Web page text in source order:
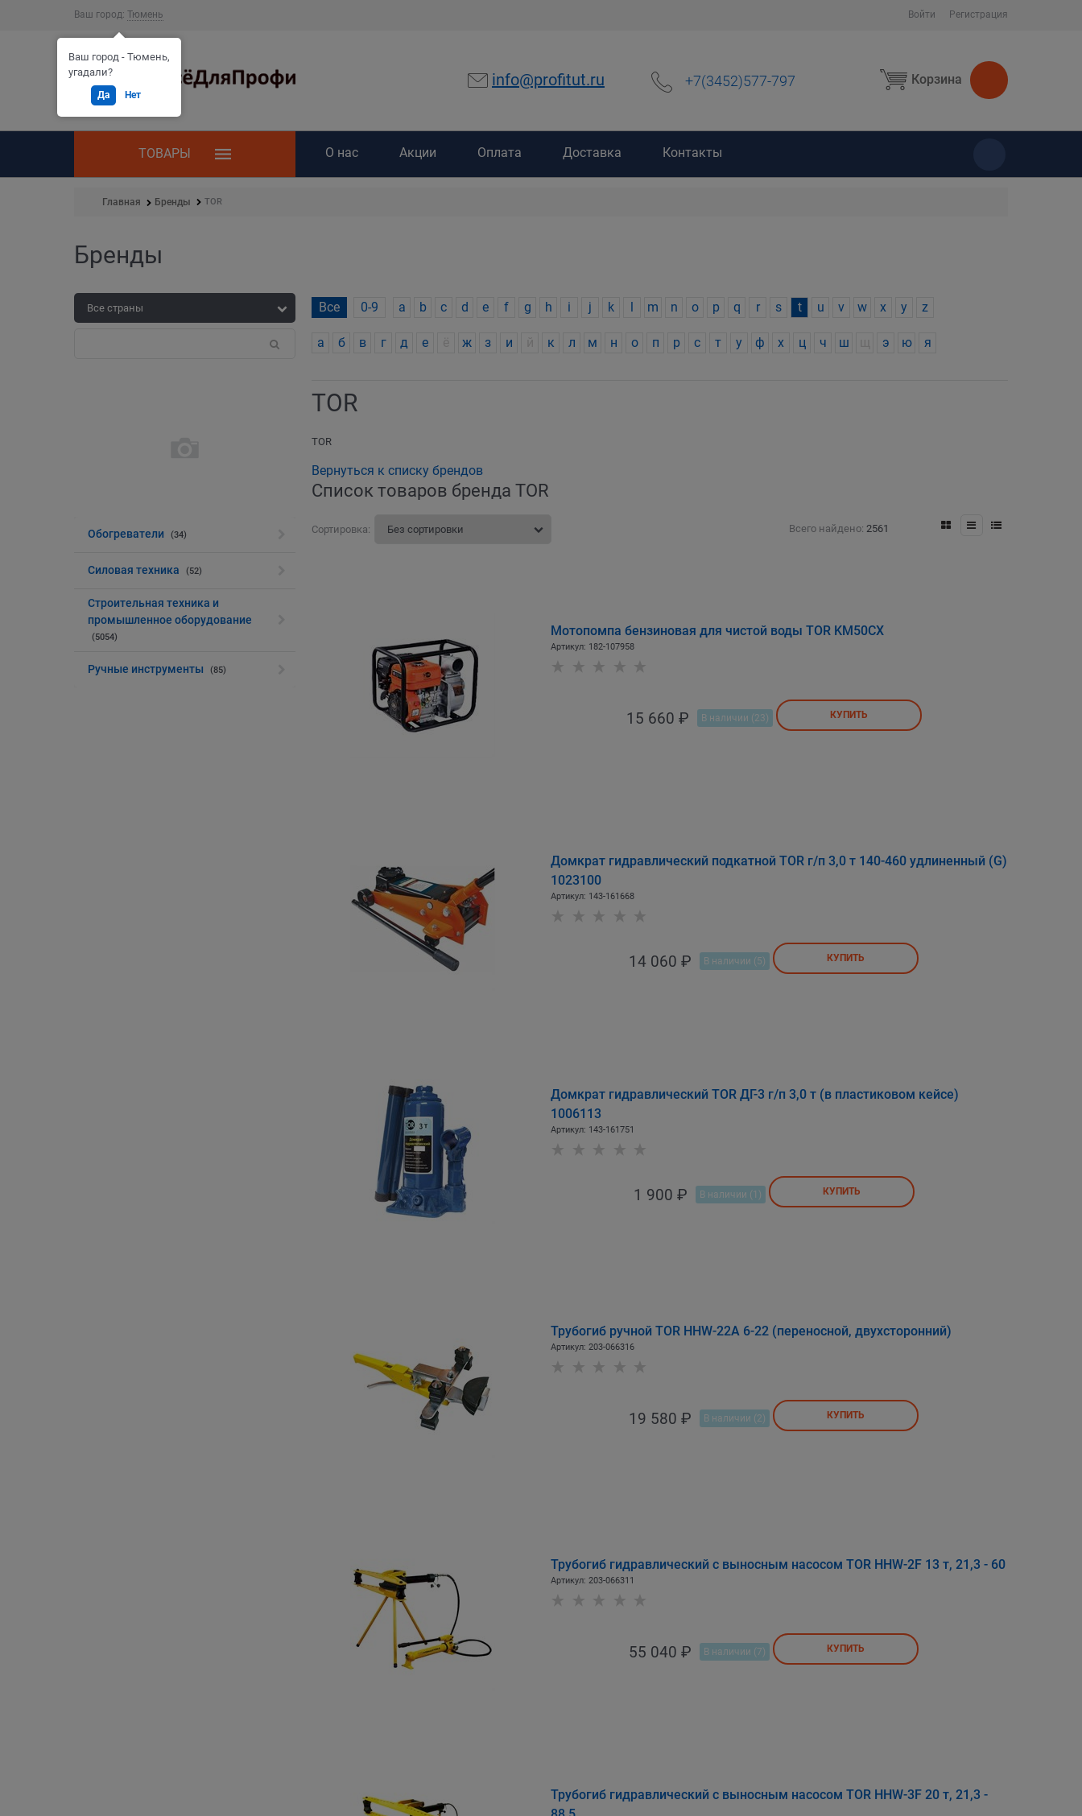
Ваш город: Тюмень Войти Регистрация
info@profitut.ru +7(3452)577-797 Корзина
ТОВАРЫ О нас Акции Оплата Доставка Контакты
Главная Бренды TOR
Бренды
Все 0-9 a b c d e f g h i j k m n o p q r s t u v w x y z
а б в г д е ж з и к л м н о п р с т у ф х ц ч ш э ю я
Обогреватели (34)
Силовая техника (52)
Строительная техника и
промышленное оборудование
(5054)
Ручные инструменты (85)
TOR
TOR
Вернуться к списку брендов
Список товаров бренда TOR
Сортировка: Всего найдено: 2561
Мотопомпа бензиновая для чистой воды TOR KM50CX
Артикул: 182-107958
15 660 ₽ В наличии (23) КУПИТЬ
Домкрат гидравлический подкатной TOR г/п 3,0 т 140-460 удлиненный (G)
1023100
Артикул: 143-161668
14 060 ₽ В наличии (5) КУПИТЬ
Домкрат гидравлический TOR ДГ-3 г/п 3,0 т (в пластиковом кейсе)
1006113
Артикул: 143-161751
1 900 ₽ В наличии (1) КУПИТЬ
Трубогиб ручной TOR HHW-22A 6-22 (переносной, двухсторонний)
Артикул: 203-066316
19 580 ₽ В наличии (2) КУПИТЬ
Трубогиб гидравлический с выносным насосом TOR HHW-2F 13 т, 21,3 - 60
Артикул: 203-066311
55 040 ₽ В наличии (7) КУПИТЬ
Трубогиб гидравлический с выносным насосом TOR HHW-3F 20 т, 21,3 -
Ваш город - Тюмень,
угадали?
Да Нет